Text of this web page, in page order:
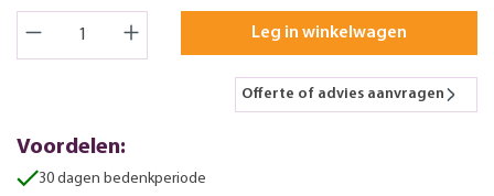
Leg in winkelwagen
Offerte of advies aanvragen
Voordelen:
30 dagen bedenkperiode